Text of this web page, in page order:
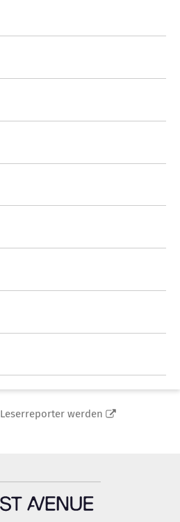
Leserreporter werden